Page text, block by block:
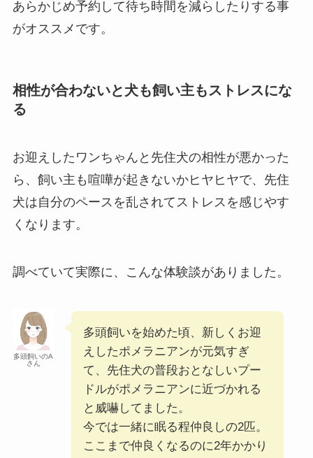
あらかじめ予約して待ち時間を減らしたりする事
がオススメです。
相性が合わないと犬も飼い主もストレスにな
る
お迎えしたワンちゃんと先住犬の相性が悪かった
ら、飼い主も喧嘩が起きないかヒヤヒヤで、先住
犬は自分のペースを乱されてストレスを感じやす
くなります。
調べていて実際に、こんな体験談がありました。
多頭飼いのA
さん
多頭飼いを始めた頃、新しくお迎
えしたポメラニアンが元気すぎ
て、先住犬の普段おとなしいプー
ドルがポメラニアンに近づかれる
と威嚇してました。
今では一緒に眠る程仲良しの2匹。
ここまで仲良くなるのに2年かかり